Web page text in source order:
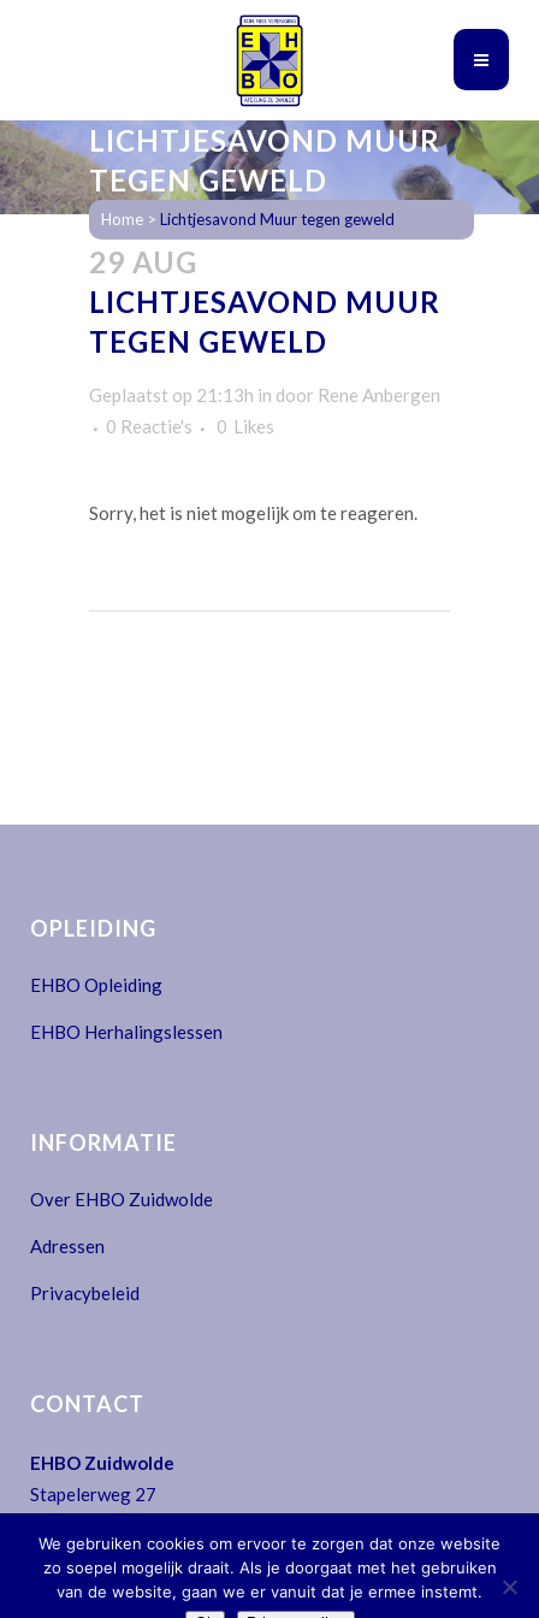
LICHTJESAVOND MUUR
TEGEN GEWELD
Home > Lichtjesavond Muur tegen geweld
29 AUG
LICHTJESAVOND MUUR
TEGEN GEWELD
Geplaatst op 21:13h in door Rene Anbergen
0 Reactie's
0 Likes
Sorry, het is niet mogelijk om te reageren.
OPLEIDING
EHBO Opleiding
EHBO Herhalingslessen
INFORMATIE
Over EHBO Zuidwolde
Adressen
Privacybeleid
CONTACT
EHBO Zuidwolde
Stapelerweg 27
T:0522 - 44 30 07
secretariaat@ehbo-zuidwolde.nl
We gebruiken cookies om ervoor te zorgen dat onze website
zo soepel mogelijk draait. Als je doorgaat met het gebruiken
van de website, gaan we er vanuit dat je ermee instemt.